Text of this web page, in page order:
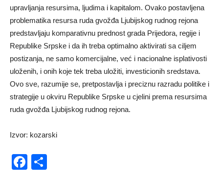
upravlјanja resursima, lјudima i kapitalom. Ovako postavlјena
problematika resursa ruda gvožđa Ljubijskog rudnog rejona
predstavlјaju komparativnu prednost grada Prijedora, regije i
Republike Srpske i da ih treba optimalno aktivirati sa cilјem
postizanja, ne samo komercijalne, već i nacionalne isplativosti
uloženih, i onih koje tek treba uložiti, investicionih sredstava.
Ovo sve, razumije se, pretpostavlјa i preciznu razradu politike i
strategije u okviru Republike Srpske u cjelini prema resursima
ruda gvožđa Ljubijskog rudnog rejona.
Izvor: kozarski
Facebook